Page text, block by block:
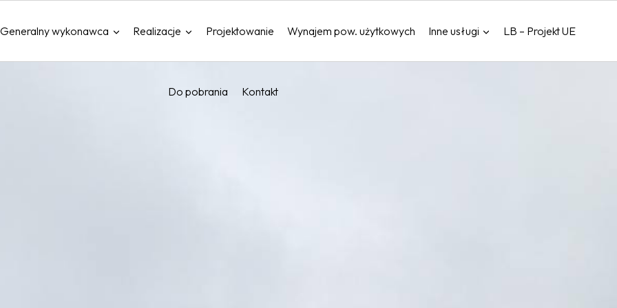
Generalny wykonawca Realizacje Projektowanie Wynajem pow. użytkowych Inne usługi LB – Projekt UE
Do pobrania Kontakt